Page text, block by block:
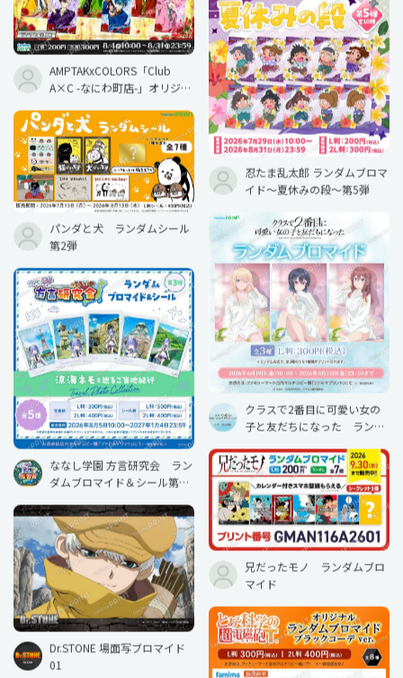
AMPTAKxCOLORS「Club
A×C -なにわ町店-」オリジナ
忍たま乱太郎 ランダムブロマ
イド〜夏休みの段〜第5弾
パンダと犬 ランダムシール
第2弾
クラスで2番目に可愛い女の
子と友だちになった ランダ
ななし学園 方言研究会 ラン
ダムブロマイド＆シール第3
行
兄だったモノ ランダムブロ
マイド
Dr.STONE 場面写ブロマイド
01